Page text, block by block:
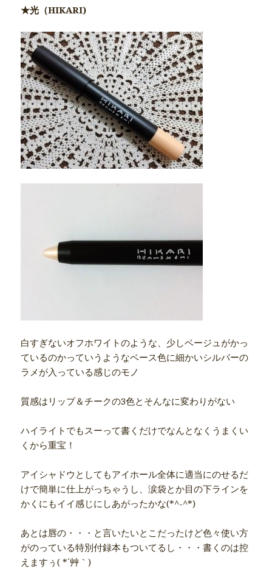
★光（HIKARI)
白すぎないオフホワイトのような、少しベージュがかっ
ているのかっていうようなベース色に細かいシルバーの
ラメが入っている感じのモノ
質感はリップ＆チークの3色とそんなに変わりがない
ハイライトでもスーって書くだけでなんとなくうまくい
くから重宝！
アイシャドウとしてもアイホール全体に適当にのせるだ
けで簡単に仕上がっちゃうし、涙袋とか目の下ラインを
かくにもイイ感じにしあがったかな(*^-^*)
あとは唇の・・・と言いたいとこだったけど色々使い方
がのっている特別付録本もついてるし・・・書くのは控
えますぅ( *´艸｀)